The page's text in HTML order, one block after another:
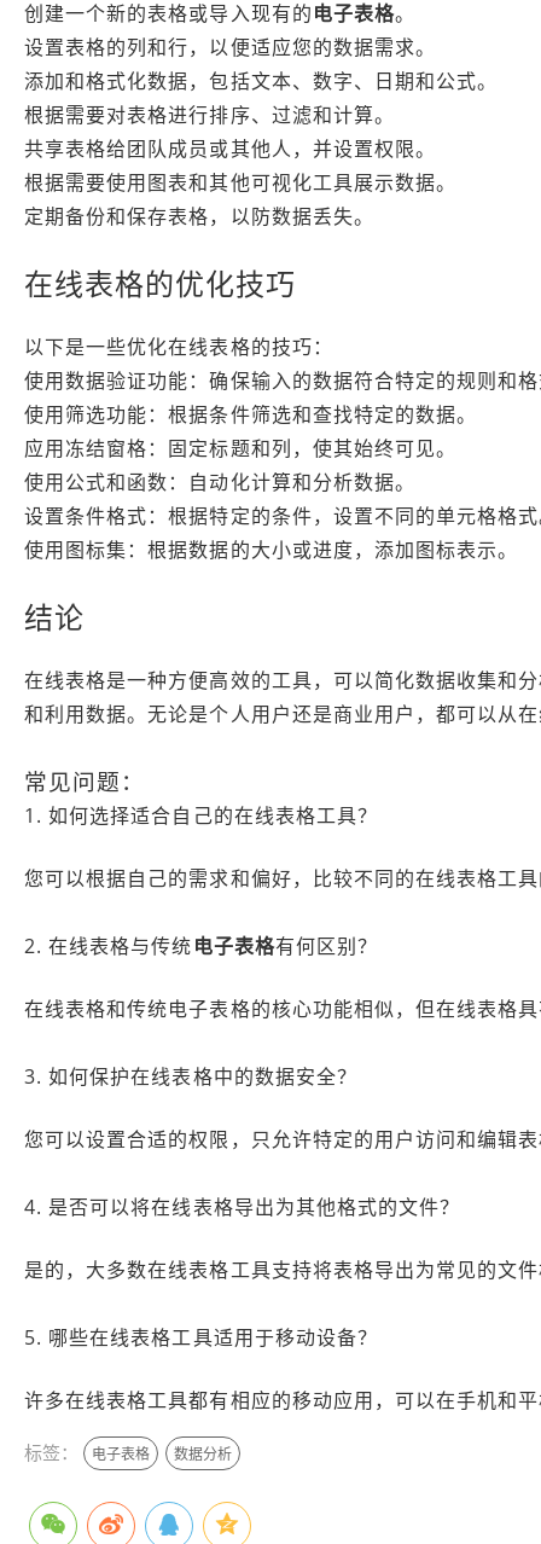
创建一个新的表格或导入现有的电子表格。
设置表格的列和行，以便适应您的数据需求。
添加和格式化数据，包括文本、数字、日期和公式。
根据需要对表格进行排序、过滤和计算。
共享表格给团队成员或其他人，并设置权限。
根据需要使用图表和其他可视化工具展示数据。
定期备份和保存表格，以防数据丢失。
在线表格的优化技巧
以下是一些优化在线表格的技巧：
使用数据验证功能：确保输入的数据符合特定的规则和
使用筛选功能：根据条件筛选和查找特定的数据。
应用冻结窗格：固定标题和列，使其始终可见。
使用公式和函数：自动化计算和分析数据。
设置条件格式：根据特定的条件，设置不同的单元格格
使用图标集：根据数据的大小或进度，添加图标表示。
结论
在线表格是一种方便高效的工具，可以简化数据收集和
和利用数据。无论是个人用户还是商业用户，都可以从
常见问题：
1. 如何选择适合自己的在线表格工具？
您可以根据自己的需求和偏好，比较不同的在线表格工
2. 在线表格与传统电子表格有何区别？
在线表格和传统电子表格的核心功能相似，但在线表格
3. 如何保护在线表格中的数据安全？
您可以设置合适的权限，只允许特定的用户访问和编辑
4. 是否可以将在线表格导出为其他格式的文件？
是的，大多数在线表格工具支持将表格导出为常见的文
5. 哪些在线表格工具适用于移动设备？
许多在线表格工具都有相应的移动应用，可以在手机
标签： 电子表格 数据分析